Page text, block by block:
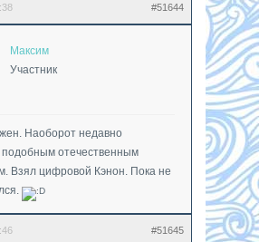
#51644
Максим
Участник
Наоборот недавно
подобным отечественным
Взял цифровой Кэнон. Пока не
#51645